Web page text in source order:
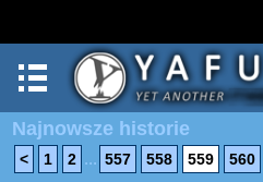
Najnowsze historie
< 1 2 ... 557 558 559 560